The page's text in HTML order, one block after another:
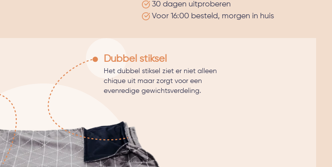
30 dagen uitproberen
Voor 16:00 besteld, morgen in huis
Dubbel stiksel
Het dubbel stiksel ziet er niet alleen
chique uit maar zorgt voor een
evenredige gewichtsverdeling.